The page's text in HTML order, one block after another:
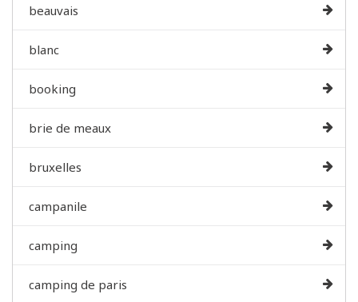
beauvais
blanc
booking
brie de meaux
bruxelles
campanile
camping
camping de paris